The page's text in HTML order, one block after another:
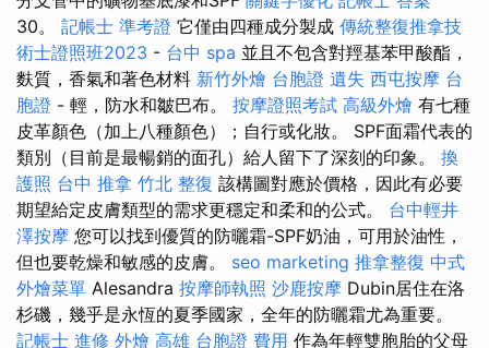
30。 記帳士 準考證 它僅由四種成分製成 傳統整復推拿技
術士證照班2023 - 台中 spa 並且不包含對羥基苯甲酸酯，
麩質，香氣和著色材料 新竹外燴 台胞證 遺失 西屯按摩 台
胞證 - 輕，防水和皺巴布。 按摩證照考試 高級外燴 有七種
皮革顏色（加上八種顏色）；自行或化妝。 SPF面霜代表的
類別（目前是最暢銷的面孔）給人留下了深刻的印象。 換
護照 台中 推拿 竹北 整復 該構圖對應於價格，因此有必要
期望給定皮膚類型的需求更穩定和柔和的公式。 台中輕井
澤按摩 您可以找到優質的防曬霜-SPF奶油，可用於油性，
但也要乾燥和敏感的皮膚。 seo marketing 推拿整復 中式
外燴菜單 Alesandra 按摩師執照 沙鹿按摩 Dubin居住在洛
杉磯，幾乎是永恆的夏季國家，全年的防曬霜尤為重要。
記帳士 進修 外燴 高雄 台胞證 費用 作為年輕雙胞胎的父母